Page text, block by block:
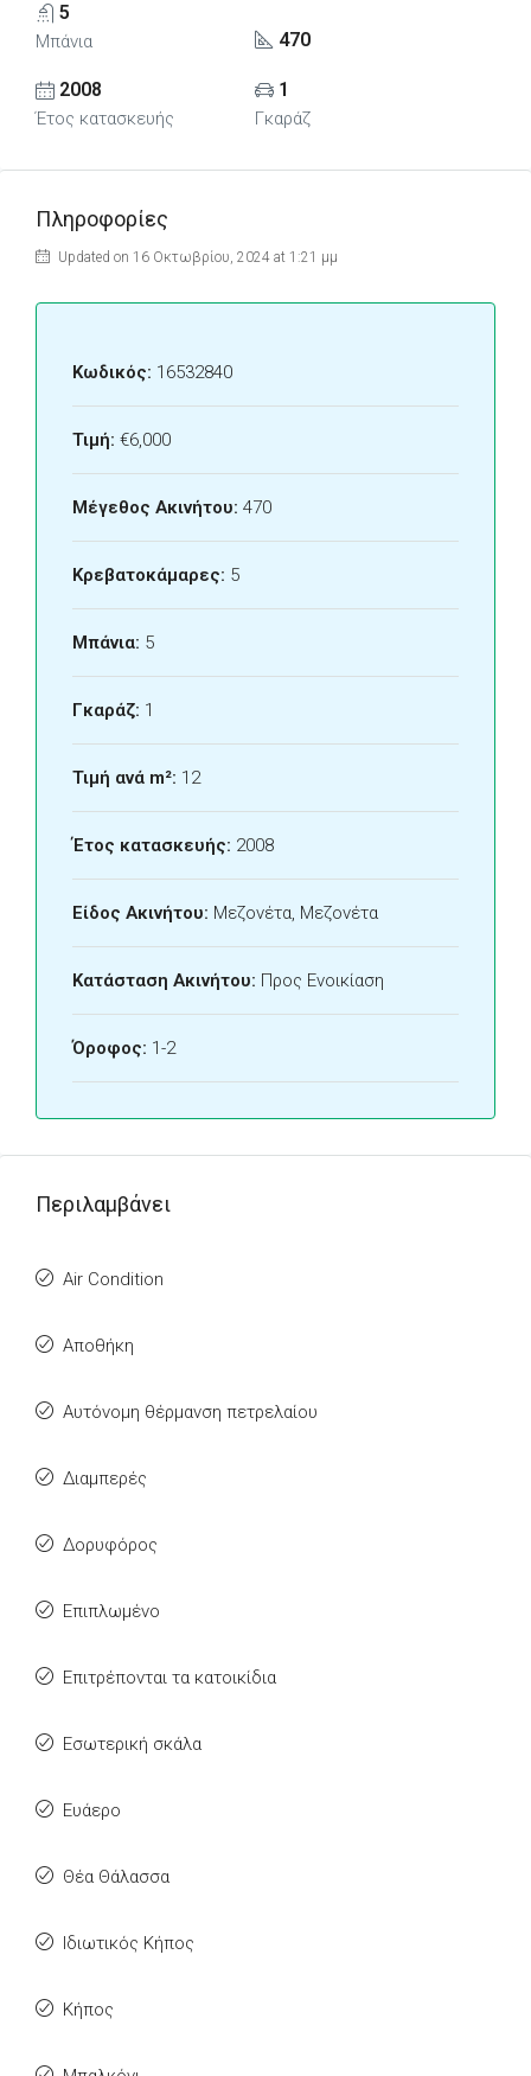
5
Μπάνια 470
2008
Έτος κατασκευής
1
Γκαράζ
Πληροφορίες
Updated on 16 Οκτωβρίου, 2024 at 1:21 μμ
Κωδικός: 16532840
Τιμή: €6,000
Μέγεθος Ακινήτου: 470
Κρεβατοκάμαρες: 5
Μπάνια: 5
Γκαράζ: 1
Τιμή ανά m²: 12
Έτος κατασκευής: 2008
Είδος Ακινήτου: Μεζονέτα, Μεζονέτα
Κατάσταση Ακινήτου: Προς Ενοικίαση
Όροφος: 1-2
Περιλαμβάνει
Air Condition
Αποθήκη
Αυτόνομη θέρμανση πετρελαίου
Διαμπερές
Δορυφόρος
Επιπλωμένο
Επιτρέπονται τα κατοικίδια
Εσωτερική σκάλα
Ευάερο
Θέα Θάλασσα
Ιδιωτικός Κήπος
Κήπος